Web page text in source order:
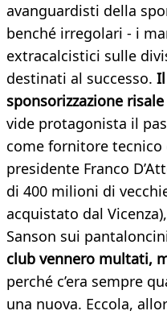
avanguardisti della
benché irregolari - i
extracalcistici sulle
destinati al successo.
sponsorizzazione
vide protagonista il
come fornitore tecnico
presidente Franco
di 400 milioni di
acquistato dal
Sanson sui
club vennero multati,
perché c’era sempre
una nuova. Eccola,